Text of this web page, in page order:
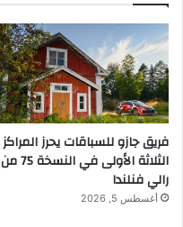
فريق جازو للسباقات يحرز المراكز
الثلاثة الأولى في النسخة 75 من
رالي فنلندا
أغسطس 5, 2026